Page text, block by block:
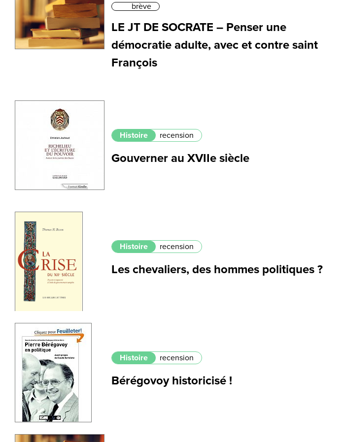
brève
LE JT DE SOCRATE – Penser une
démocratie adulte, avec et contre saint
François
Histoire recension
Gouverner au XVIIe siècle
Histoire recension
Les chevaliers, des hommes politiques ?
Histoire recension
Bérégovoy historicisé !